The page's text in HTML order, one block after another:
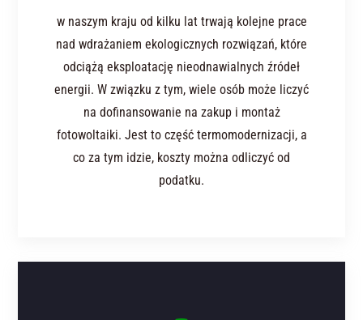
w naszym kraju od kilku lat trwają kolejne prace
nad wdrażaniem ekologicznych rozwiązań, które
odciążą eksploatację nieodnawialnych źródeł
energii. W związku z tym, wiele osób może liczyć
na dofinansowanie na zakup i montaż
fotowoltaiki. Jest to część termomodernizacji, a
co za tym idzie, koszty można odliczyć od
podatku.